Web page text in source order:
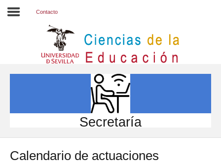
INVESTIGACIÓN
INTERNACIONAL
Contacto
Secretaría
Calendario de actuaciones